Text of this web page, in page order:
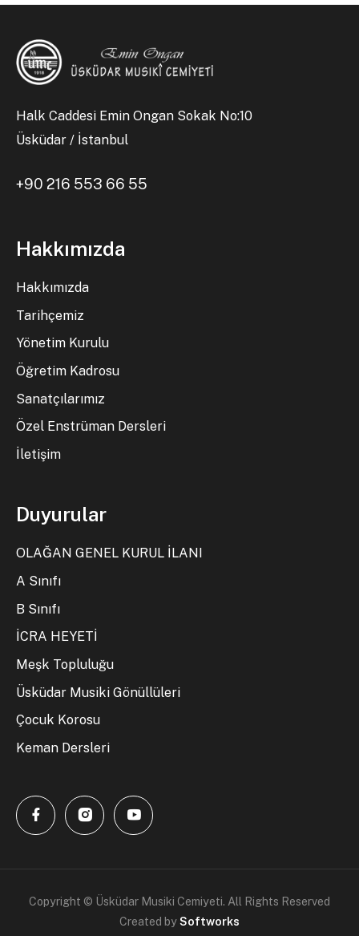
Halk Caddesi Emin Ongan Sokak No:10
Üsküdar / İstanbul
+90 216 553 66 55
Hakkımızda
Hakkımızda
Tarihçemiz
Yönetim Kurulu
Öğretim Kadrosu
Sanatçılarımız
Özel Enstrüman Dersleri
İletişim
Duyurular
OLAĞAN GENEL KURUL İLANI
A Sınıfı
B Sınıfı
İCRA HEYETİ
Meşk Topluluğu
Üsküdar Musiki Gönüllüleri
Çocuk Korosu
Keman Dersleri
Copyright © Üsküdar Musiki Cemiyeti. All Rights Reserved
Created bySoftworks